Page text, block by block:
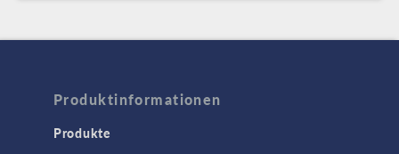
Produktinformationen
Produkte